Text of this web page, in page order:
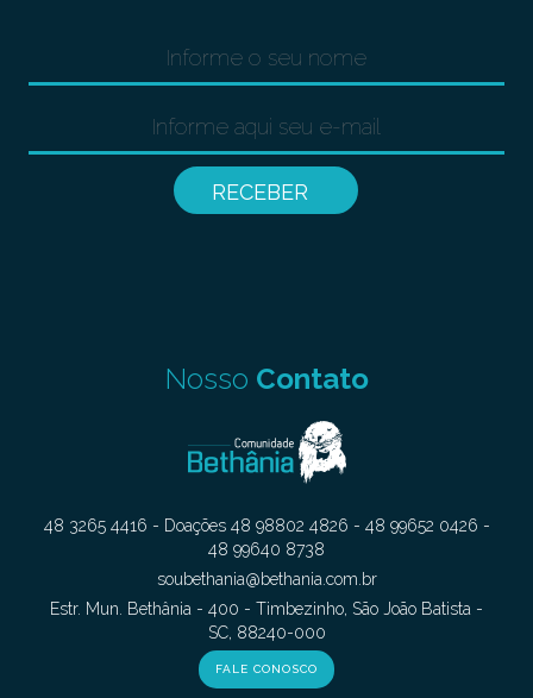
Nosso Contato
48 3265 4416 - Doações 48 98802 4826 - 48 99652 0426 -
48 99640 8738
soubethania@bethania.com.br
Estr. Mun. Bethânia - 400 - Timbezinho, São João Batista -
SC, 88240-000
FALE CONOSCO